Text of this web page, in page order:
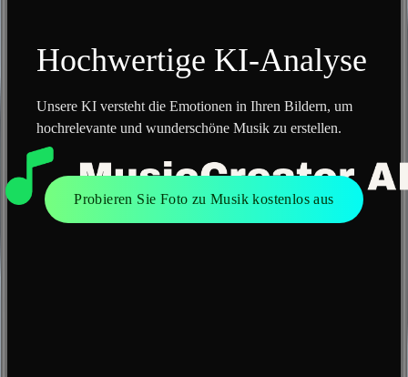
Hochwertige KI-Analyse
Unsere KI versteht die Emotionen in Ihren Bildern, um
hochrelevante und wunderschöne Musik zu erstellen.
Probieren Sie Foto zu Musik kostenlos aus